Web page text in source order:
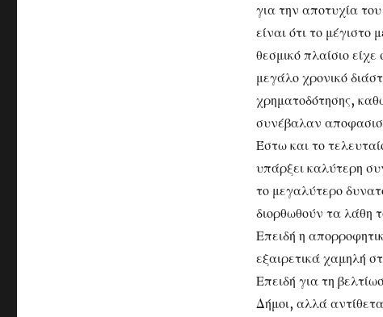
για την αποτυχία
είναι ότι το
θεσμικό πλαίσιο
μεγάλο χρονικό
χρηματοδότησης,
συνέβαλαν
Έστω και το
υπάρξει καλύτερη
το μεγαλύτερο
διορθωθούν τα λάθη
Επειδή η
εξαιρετικά χαμηλή
Επειδή για τη
Δήμοι, αλλά